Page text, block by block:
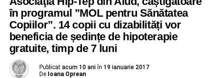
în programul ”MOL pentru Sănătatea
Copiilor”. 14 copii cu dizabilități vor
beneficia de ședințe de hipoterapie
gratuite, timp de 7 luni
Publicat acum 10 ani în 19 ianuarie 2017
De Ioana Oprean